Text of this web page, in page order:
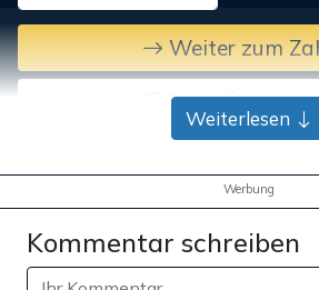
Weiter zum
Bank-
Weiterlesen
Werbung
Kommentar schreiben